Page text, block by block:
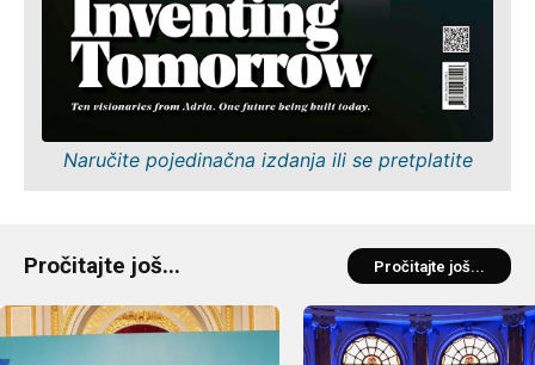
Naručite pojedinačna izdanja ili se pretplatite
Pročitajte još... Pročitajte još...